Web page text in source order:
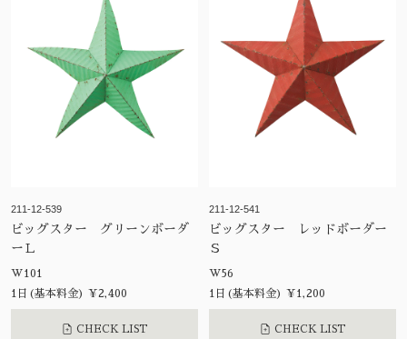
211-12-539
ビッグスター グリーンボーダ
ーＬ
W101
1日(基本料金) ¥2,400
CHECK LIST
211-12-541
ビッグスター レッドボーダー
Ｓ
W56
1日(基本料金) ¥1,200
CHECK LIST